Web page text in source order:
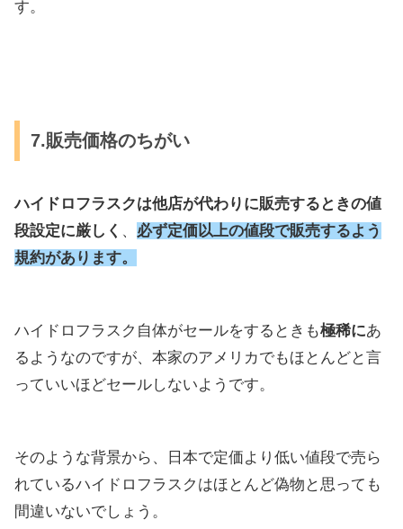
す。
7.販売価格のちがい
ハイドロフラスクは他店が代わりに販売するときの値
段設定に厳しく 、 必ず定価以上の値段で販売するよう
規約があります。
ハイドロフラスク自体がセールをするときも極稀にあ
るようなのですが、本家のアメリカでもほとんどと言
っていいほどセールしないようです。
そのような背景から、日本で定価より低い値段で売ら
れているハイドロフラスクはほとんど偽物と思っても
間違いないでしょう。